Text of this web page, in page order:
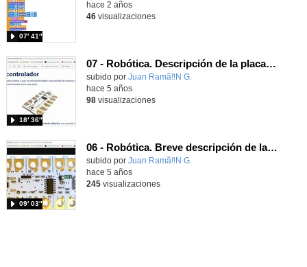
07′ 41″
hace 2 años
46visualizaciones
07 - Robótica. Descripción de la placa Crumble II
Contenido educativo.
subido por Juan Ramã‼N G.
18′ 36″
hace 5 años
98visualizaciones
06 - Robótica. Breve descripción de la placa Crumble
Contenido educativo.
subido por Juan Ramã‼N G.
09′ 03″
hace 5 años
245visualizaciones